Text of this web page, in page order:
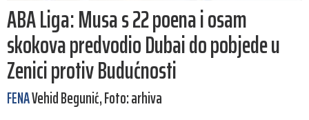
ABA Liga: Musa s 22 poena i osam
skokova predvodio Dubai do pobjede u
Zenici protiv Budućnosti
FENAVehid Begunić, Foto: arhiva